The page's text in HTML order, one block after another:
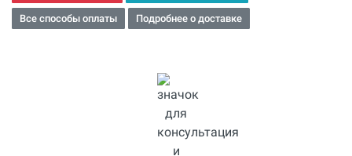
Все способы оплаты Подробнее о доставке